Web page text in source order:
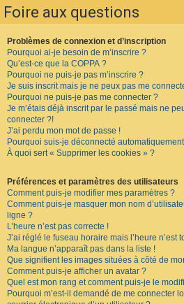
s
c
r
i
p
t
i
o
n
F
Foire aux questions
Problèmes de connexion et d’inscription
Pourquoi ai-je besoin de m’inscrire ?
Qu’est-ce que la COPPA ?
Pourquoi ne puis-je pas m’inscrire ?
Je suis inscrit mais je ne peux pas me
Pourquoi ne puis-je pas me connecter ?
Je m’étais déjà inscrit par le passé mais ne
connecter ?!
J’ai perdu mon mot de passe !
Pourquoi suis-je déconnecté
À quoi sert « Supprimer les cookies » ?
Préférences et paramètres des utilisateurs
Comment puis-je modifier mes paramètres ?
Comment puis-je masquer mon nom
ligne ?
L’heure n’est pas correcte !
J’ai réglé le fuseau horaire mais l’heure n’est
Ma langue n’apparaît pas dans la liste !
Que signifient les images situées à côté de
Comment puis-je afficher un avatar ?
Quel est mon rang et comment puis-je le
Pourquoi m’est-il demandé de me connecter